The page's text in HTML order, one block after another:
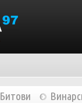
Битови